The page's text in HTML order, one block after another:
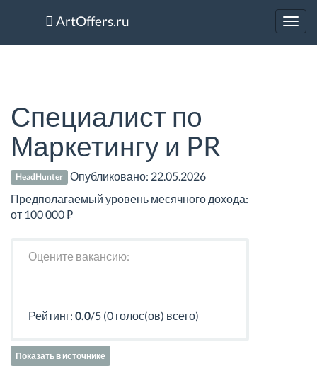
ArtOffers.ru
Специалист по
Маркетингу и PR
HeadHunter Опубликовано: 22.05.2026
Предполагаемый уровень месячного дохода:
от 100 000 ₽
Оцените вакансию:
Рейтинг: 0.0/5 (0 голос(ов) всего)
Показать в источнике